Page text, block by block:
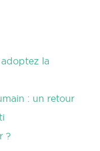
la
: un retour
?